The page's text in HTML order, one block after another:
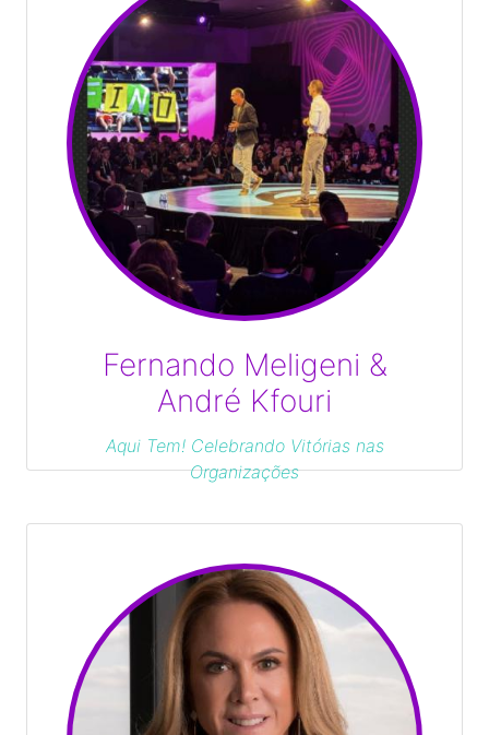
Fernando Meligeni &
André Kfouri
Aqui Tem! Celebrando Vitórias nas
Organizações